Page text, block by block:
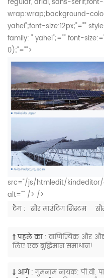
regular, arial, sans-
wrap:wrap;background-
yahei";font-size:12px;"=""
family: " yahei";="" font-
0);"="">
src="/js/htmledit/kindeditor/
alt="" /> />
टैग : सौर माउंटिंग सिस्टम
पहले का : वाणिज्यिक और
लिए एक बुद्धिमान समाधान!
आगे : गुमनाम नायक: पी.वी.